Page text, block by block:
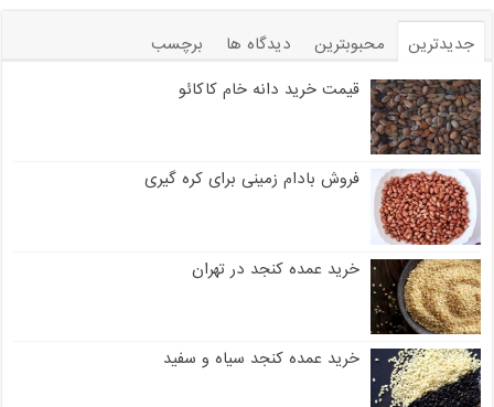
جدیدترین محبوبترین دیدگاه ها
برچسب
قیمت خرید دانه خام کاکائو
فروش بادام زمینی برای کره گیری
خرید عمده کنجد در تهران
خرید عمده کنجد سیاه و سفید